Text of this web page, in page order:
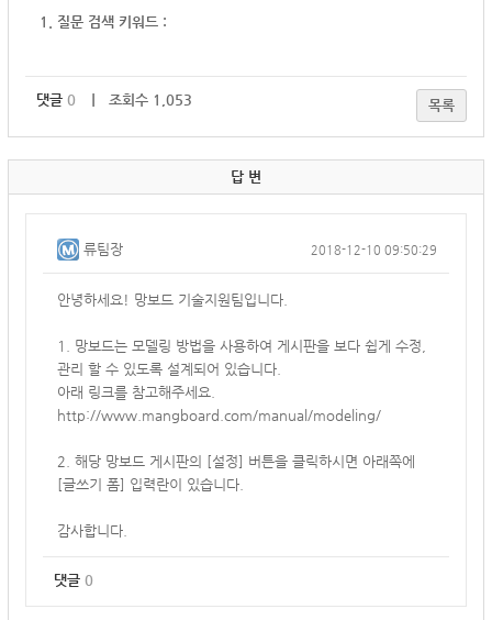
1. 질문 검색 키워드 :
댓글 0 ｜ 조회수 1,053 목록
답 변
류팀장 2018-12-10 09:50:29
안녕하세요! 망보드 기술지원팀입니다.
1. 망보드는 모델링 방법을 사용하여 게시판을 보다 쉽게 수정,
관리 할 수 있도록 설계되어 있습니다.
아래 링크를 참고해주세요.
http://www.mangboard.com/manual/modeling/
2. 해당 망보드 게시판의 [설정] 버튼을 클릭하시면 아래쪽에
[글쓰기 폼] 입력란이 있습니다.
감사합니다.
댓글 0